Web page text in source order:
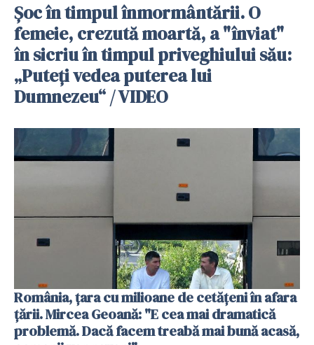
Șoc în timpul înmormântării. O
femeie, crezută moartă, a "înviat"
în sicriu în timpul priveghiului său:
„Puteți vedea puterea lui
Dumnezeu“ / VIDEO
România, țara cu milioane de cetățeni în afara
țării. Mircea Geoană: "E cea mai dramatică
problemă. Dacă facem treabă mai bună acasă,